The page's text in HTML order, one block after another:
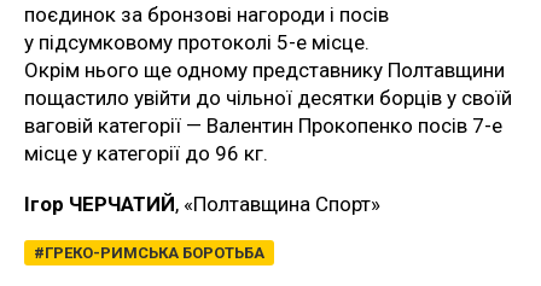
поєдинок за бронзові нагороди і посів
у підсумковому протоколі 5-е місце.
Окрім нього ще одному представнику Полтавщини
пощастило увійти до чільної десятки борців у своїй
ваговій категорії — Валентин Прокопенко посів 7-е
місце у категорії до 96 кг.
Ігор ЧЕРЧАТИЙ, «Полтавщина Спорт»
ГРЕКО-РИМСЬКА БОРОТЬБА